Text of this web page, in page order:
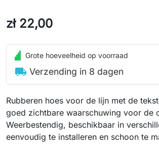
zł 22,00
Grote hoeveelheid op voorraad
local_shipping Verzending in 8 dagen
Rubberen hoes voor de lijn met de
goed zichtbare waarschuwing voor de
Weerbestendig, beschikbaar in
eenvoudig te installeren en schoon te